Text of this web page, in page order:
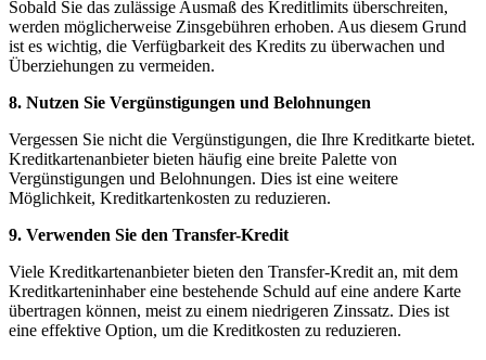
Sobald ‌Sie‌ das zulässige Ausmaß⁢ des Kreditlimits überschreiten,
werden​ möglicherweise Zinsgebühren ⁣erhoben. Aus diesem Grund​
ist es wichtig, die‌ Verfügbarkeit ‍des ​Kredits zu ⁤überwachen und
Überziehungen zu ​vermeiden. ‌
8. Nutzen Sie Vergünstigungen ⁤und Belohnungen
Vergessen Sie nicht⁤ die Vergünstigungen, ​die​ Ihre Kreditkarte bietet.
Kreditkartenanbieter bieten⁢ häufig eine​ breite⁤ Palette von
Vergünstigungen und⁢ Belohnungen. ⁤Dies ist‌ eine weitere
Möglichkeit,‌ Kreditkartenkosten zu ⁤reduzieren.
9. Verwenden Sie den Transfer-Kredit
Viele ⁢Kreditkartenanbieter bieten den⁣ Transfer-Kredit an, mit dem
Kreditkarteninhaber eine⁣ bestehende Schuld auf ⁣eine andere Karte
übertragen können, meist zu einem ​niedrigeren Zinssatz. ‍Dies ist
eine effektive Option, um die Kreditkosten​ zu reduzieren.